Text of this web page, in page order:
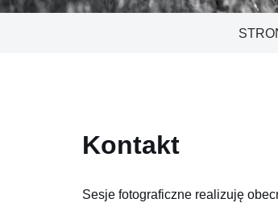
Kontakt
Sesje fotograficzne realizuję